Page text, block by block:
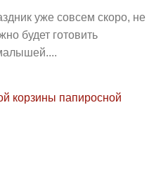
уже совсем скоро, не
будет готовить